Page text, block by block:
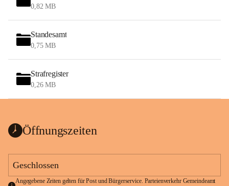
0,82 MB
Standesamt
0,75 MB
Strafregister
0,26 MB
Öffnungszeiten
Geschlossen
Angegebene Zeiten gelten für Post und Bürgerservice. Parteienverkehr Gemeindeamt